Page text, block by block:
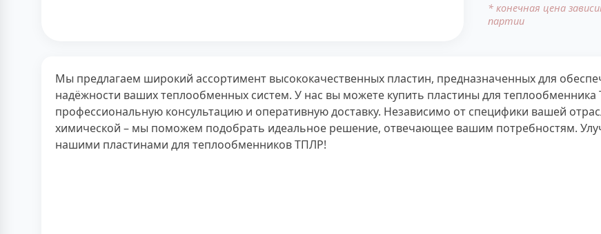
* конечная цена
партии
Мы предлагаем широкий ассортимент высококачественных пластин, предназначенных для
надёжности ваших теплообменных систем. У нас вы можете купить пластины для
профессиональную консультацию и оперативную доставку. Независимо от специфики вашей
химической – мы поможем подобрать идеальное решение, отвечающее вашим потребностям.
нашими пластинами для теплообменников ТПЛР!